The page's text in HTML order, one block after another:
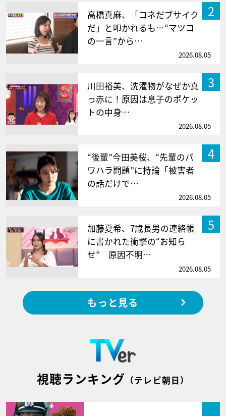
2
高橋真麻、「コネだブサイク
だ」と叩かれるも…“マツコ
の一言”から…
2026.08.05
3
川田裕美、洗濯物がなぜか真
っ赤に！原因は息子のポケッ
トの中身…
2026.08.05
4
“後輩”今田美桜、“先輩のパ
ワハラ問題”に持論「被害者
の話だけで…
2026.08.05
5
加藤夏希、7歳長男の連絡帳
に書かれた衝撃の“お知ら
せ” 原因不明…
2026.08.05
もっと見る
視聴ランキング （テレビ朝日）